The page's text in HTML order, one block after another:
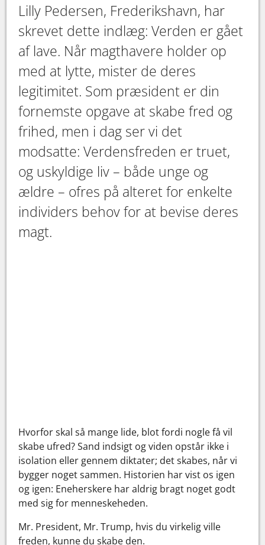
Lilly Pedersen, Frederikshavn, har
skrevet dette indlæg: Verden er gået
af lave. Når magthavere holder op
med at lytte, mister de deres
legitimitet. Som præsident er din
fornemste opgave at skabe fred og
frihed, men i dag ser vi det
modsatte: Verdensfreden er truet,
og uskyldige liv – både unge og
ældre – ofres på alteret for enkelte
individers behov for at bevise deres
magt.
Hvorfor skal så mange lide, blot fordi nogle få vil
skabe ufred? Sand indsigt og viden opstår ikke i
isolation eller gennem diktater; det skabes, når vi
bygger noget sammen. Historien har vist os igen
og igen: Eneherskere har aldrig bragt noget godt
med sig for menneskeheden.
Mr. President, Mr. Trump, hvis du virkelig ville
freden, kunne du skabe den.